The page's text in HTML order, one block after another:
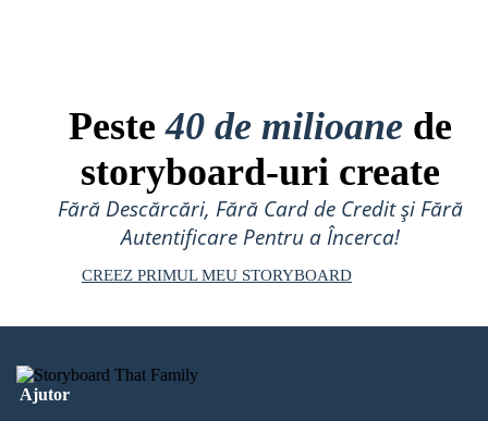
Peste40 de milioane de
storyboard-uri create
Fără Descărcări, Fără Card de Credit și Fără
Autentificare Pentru a Încerca!
CREEZ PRIMUL MEU STORYBOARD
Ajutor